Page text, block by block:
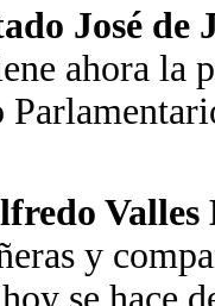
José
ahora
y
se hace